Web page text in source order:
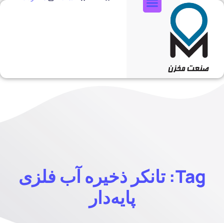
Tag: تانکر ذخیره آب فلزی
پایه‌دار